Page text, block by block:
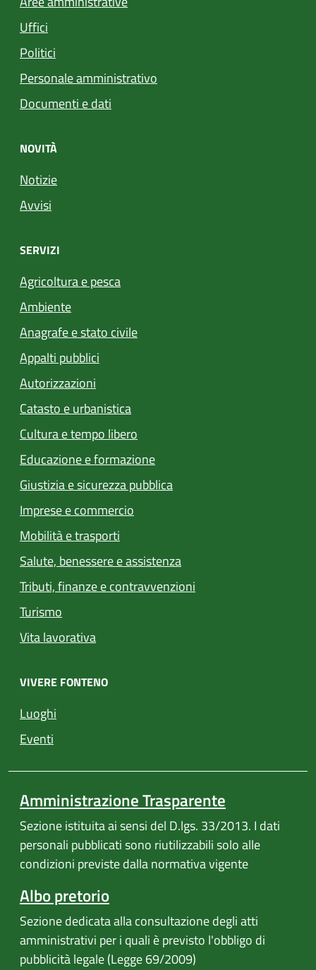
Uffici
Politici
Personale amministrativo
Documenti e dati
NOVITÀ
Notizie
Avvisi
SERVIZI
Agricoltura e pesca
Ambiente
Anagrafe e stato civile
Appalti pubblici
Autorizzazioni
Catasto e urbanistica
Cultura e tempo libero
Educazione e formazione
Giustizia e sicurezza pubblica
Imprese e commercio
Mobilità e trasporti
Salute, benessere e assistenza
Tributi, finanze e contravvenzioni
Turismo
Vita lavorativa
VIVERE FONTENO
Luoghi
Eventi
Amministrazione Trasparente
Sezione istituita ai sensi del D.lgs. 33/2013. I dati
personali pubblicati sono riutilizzabili solo alle
condizioni previste dalla normativa vigente
Albo pretorio
Sezione dedicata alla consultazione degli atti
amministrativi per i quali è previsto l'obbligo di
pubblicità legale (Legge 69/2009)